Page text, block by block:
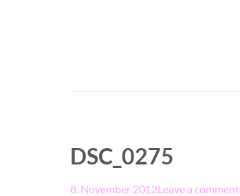
DSC_0275
8. November 2012Leave a comment